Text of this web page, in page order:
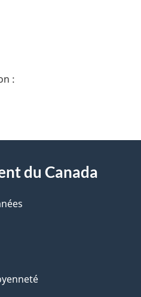
du Canada